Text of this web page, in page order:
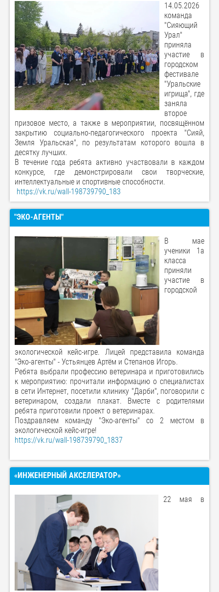
14.05.2026
команда
"Сияющий
Урал"
приняла
участие в
городском
фестивале
"Уральские
игрища", где
заняла
второе
призовое место, а также в мероприятии, посвящённом
закрытию социально-педагогического проекта "Сияй,
Земля Уральская", по результатам которого вошла в
десятку лучших.
В течение года ребята активно участвовали в каждом
конкурсе, где демонстрировали свои творческие,
интеллектуальные и спортивные способности.
https://vk.ru/wall-198739790_183
"ЭКО-АГЕНТЫ"
В мае
ученики 1а
класса
приняли
участие в
городской
экологической кейс-игре. Лицей представила команда
"Эко-агенты" - Устьянцев Артём и Степанов Игорь.
Ребята выбрали профессию ветеринара и приготовились
к мероприятию: прочитали информацию о специалистах
в сети Интернет, посетили клинику "Дарби", поговорили с
ветеринаром, создали плакат. Вместе с родителями
ребята приготовили проект о ветеринарах.
Поздравляем команду "Эко-агенты" со 2 местом в
экологической кейс-игре!
https://vk.ru/wall-198739790_1837
«ИНЖЕНЕРНЫЙ АКСЕЛЕРАТОР»
22 мая в